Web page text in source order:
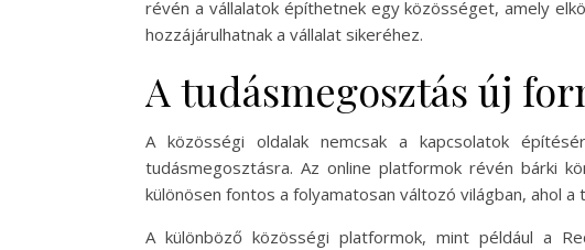
révén a vállalatok építhetnek egy közösséget, amely
hozzájárulhatnak a vállalat sikeréhez.
A tudásmegosztás új
A közösségi oldalak nemcsak a kapcsolatok
tudásmegosztásra. Az online platformok révén bárki
különösen fontos a folyamatosan változó világban, ahol
A különböző közösségi platformok, mint például a